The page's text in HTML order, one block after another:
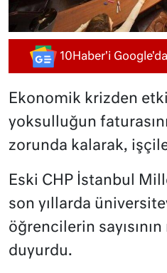
10Haber'i
Ekonomik krizden
yoksulluğun
zorunda kalarak,
Eski CHP İstanbul
son yıllarda
öğrencilerin
duyurdu.